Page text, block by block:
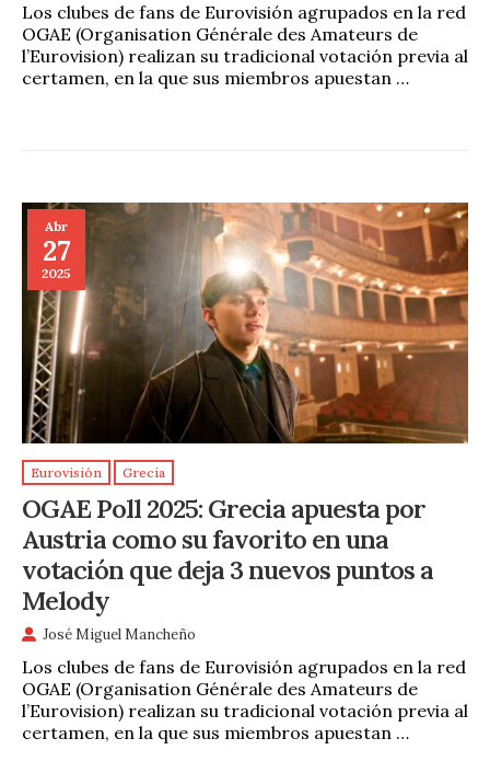
Los clubes de fans de Eurovisión agrupados en la red
OGAE (Organisation Générale des Amateurs de
l’Eurovision) realizan su tradicional votación previa al
certamen, en la que sus miembros apuestan …
Abr
27
2025
Eurovisión Grecia
OGAE Poll 2025: Grecia apuesta por
Austria como su favorito en una
votación que deja 3 nuevos puntos a
Melody
José Miguel Mancheño
Los clubes de fans de Eurovisión agrupados en la red
OGAE (Organisation Générale des Amateurs de
l’Eurovision) realizan su tradicional votación previa al
certamen, en la que sus miembros apuestan …